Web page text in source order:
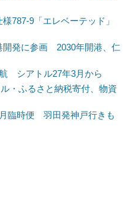
787-9「エレベーテッド」
開発に参画 2030年開港、仁
シアトル27年3月から
・ふるさと納税寄付、物資
臨時便 羽田発神戸行きも